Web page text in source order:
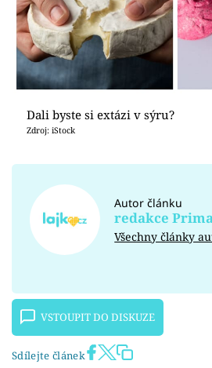
Dali byste si extázi v sýru?
Zdroj: iStock
Autor článku
redakce
Všechny články
VSTOUPIT DO DISKUZE
Sdílejte článek